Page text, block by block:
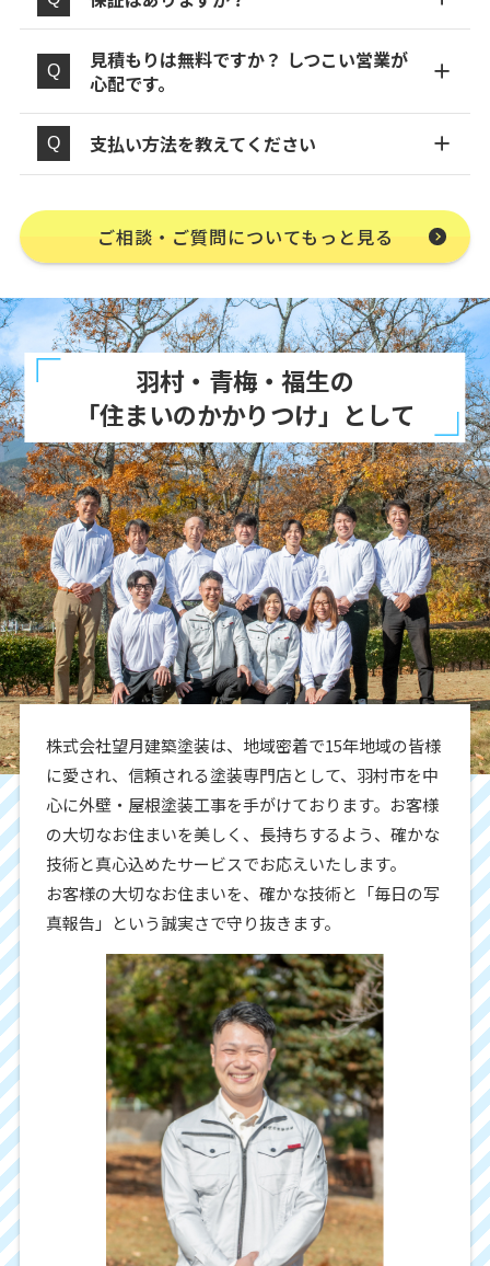
見積もりは無料ですか？ しつこい営業が
心配です。
支払い方法を教えてください
ご相談・ご質問についてもっと見る
羽村・青梅・福生の
「住まいのかかりつけ」として
株式会社望月建築塗装は、地域密着で15年地域の皆様
に愛され、信頼される塗装専門店として、羽村市を中
心に外壁・屋根塗装工事を手がけております。お客様
の大切なお住まいを美しく、長持ちするよう、確かな
技術と真心込めたサービスでお応えいたします。
お客様の大切なお住まいを、確かな技術と「毎日の写
真報告」という誠実さで守り抜きます。